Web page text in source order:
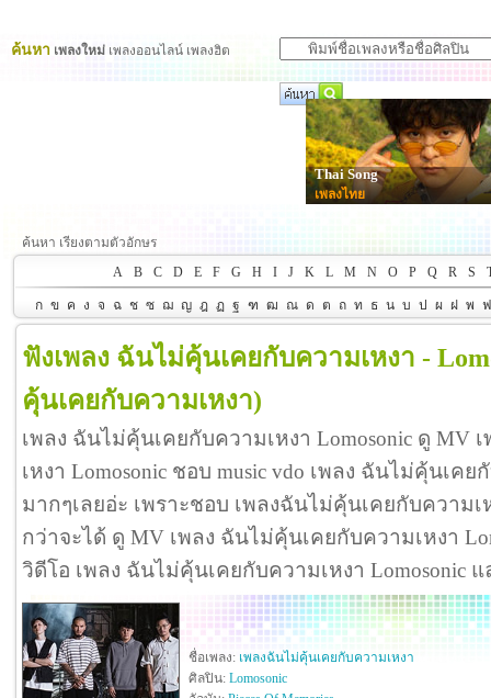
ค้นหา เพลงใหม่ เพลงออนไลน์ เพลงฮิต
Thai Song
เพลงไทย
ค้นหา เรียงตามตัวอักษร
A
B C D E F G H I J K L M N O P Q R S
ก ข ค ง จ ฉ ช ซ ฌ ญ ฎ ฏ ฐ ฑ ฒ ณ ด ต ถ ท ธ น บ ป ผ ฝ พ ฟ
ฟังเพลง ฉันไม่คุ้นเคยกับความเหงา -
คุ้นเคยกับความเหงา)
เพลง ฉันไม่คุ้นเคยกับความเหงา Lomosonic ดู MV
เหงา Lomosonic ชอบ music vdo เพลง ฉันไม่คุ้นเคย
มากๆเลยอ่ะ เพราะชอบ เพลงฉันไม่คุ้นเคยกับความเ
กว่าจะได้ ดู MV เพลง ฉันไม่คุ้นเคยกับความเหงา
วิดีโอ เพลง ฉันไม่คุ้นเคยกับความเหงา Lomosonic
ชื่อเพลง: เพลงฉันไม่คุ้นเคยกับความเหงา
ศิลปิน: Lomosonic